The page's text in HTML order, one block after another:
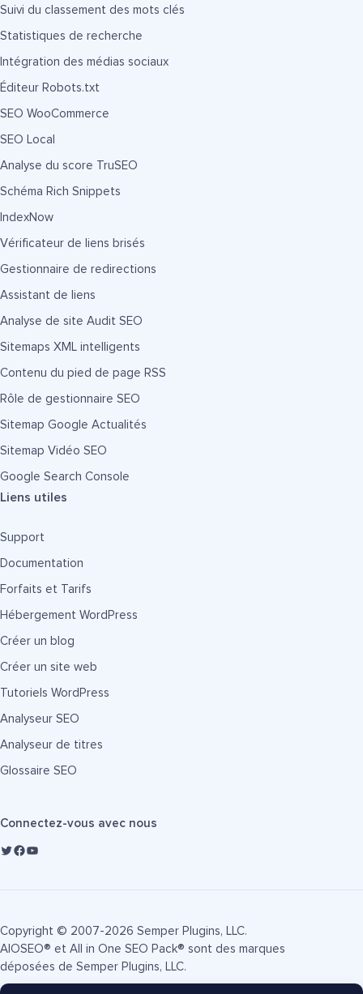
Suivi du classement des mots clés
Statistiques de recherche
Intégration des médias sociaux
Éditeur Robots.txt
SEO WooCommerce
SEO Local
Analyse du score TruSEO
Schéma Rich Snippets
IndexNow
Vérificateur de liens brisés
Gestionnaire de redirections
Assistant de liens
Analyse de site Audit SEO
Sitemaps XML intelligents
Contenu du pied de page RSS
Rôle de gestionnaire SEO
Sitemap Google Actualités
Sitemap Vidéo SEO
Google Search Console
Liens utiles
Support
Documentation
Forfaits et Tarifs
Hébergement WordPress
Créer un blog
Créer un site web
Tutoriels WordPress
Analyseur SEO
Analyseur de titres
Glossaire SEO
Connectez-vous avec nous
Copyright © 2007-2026 Semper Plugins, LLC.
AIOSEO® et All in One SEO Pack® sont des marques
déposées de Semper Plugins, LLC.